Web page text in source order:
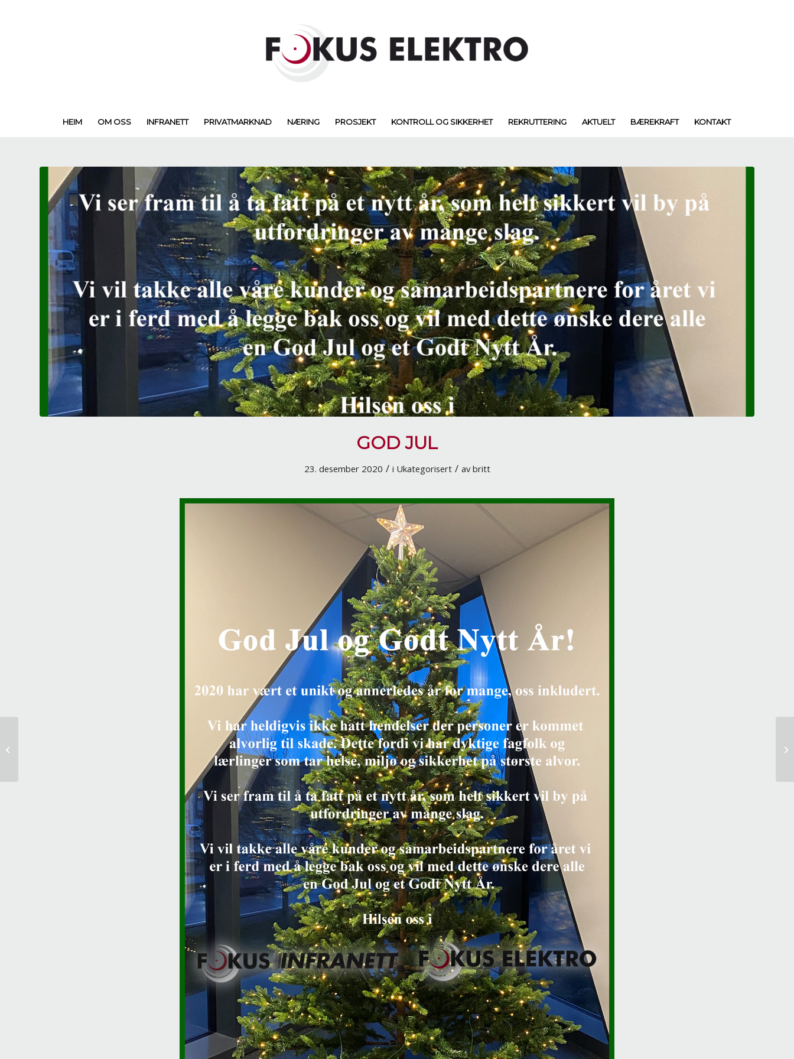
HEIM OM OSS INFRANETT PRIVATMARKNAD NÆRING PROSJEKT KONTROLL OG SIKKERHET REKRUTTERING AKTUELT BÆREKRAFT KONTAKT
GOD JUL
23. desember 2020 / i Ukategorisert / avbritt